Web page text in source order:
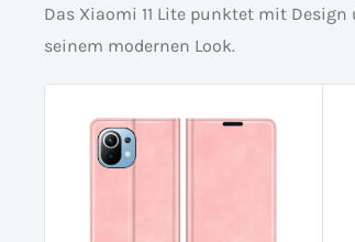
Das Xiaomi 11 Lite punktet mit
seinem modernen Look.